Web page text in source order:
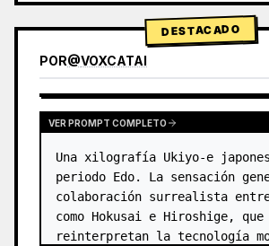
DESTACADO
POR@VOXCATAI
VER PROMPT COMPLETO
Una xilografía Ukiyo-e
periodo Edo. La sensación
colaboración surrealista entre
como Hokusai e Hiroshige, que
reinterpretan la tecnología